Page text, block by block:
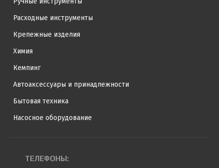
Расходные инструменты
Крепежные изделия
Химия
Кемпинг
Автоаксессуары и принадлежности
Бытовая техника
Насосное оборудование
ТЕЛЕФОНЫ: